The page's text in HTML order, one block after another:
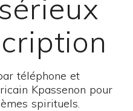
téléphone et
Kpassenon pour
spirituels.